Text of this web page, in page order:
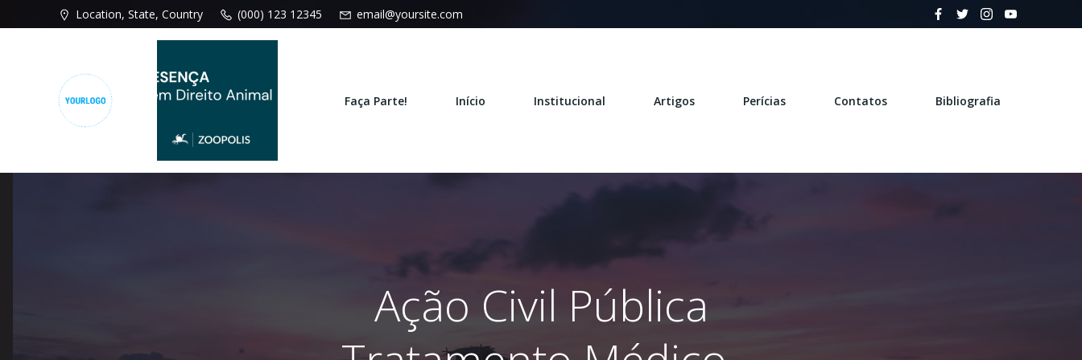
para
Location, State, Country (000) 123 12345 email@yoursite.com
Faça Parte! Início Institucional Artigos Perícias Contatos Bibliografia
Ação Civil Pública